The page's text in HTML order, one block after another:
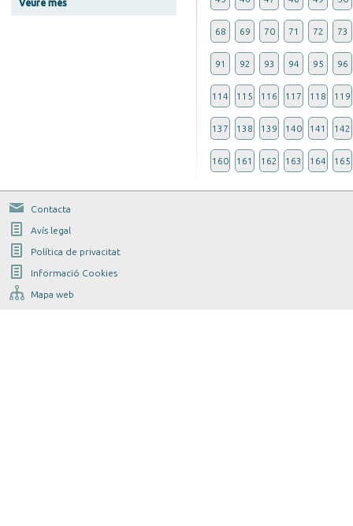
Veure més
68 69 70 71 72 73
91 92 93 94 95 96
114 115 116 117 118 119
137 138 139 140 141 142
160 161 162 163 164 165
Contacta
Avís legal
Política de privacitat
Informació Cookies
Mapa web